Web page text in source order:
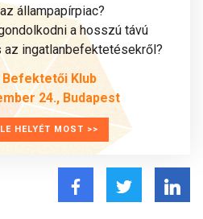
állampapírpiac?
a hosszú távú
ingatlanbefektetésekről?
Befektetői Klub
24., Budapest
HELYÉT MOST >>